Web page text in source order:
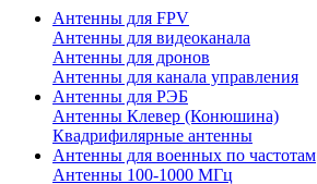
Антенны для FPV
Антенны для видеоканала
Антенны для дронов
Антенны для канала управления
Антенны для РЭБ
Антенны Клевер (Конюшина)
Квадрифилярные антенны
Антенны для военных по частотам
Антенны 100-1000 МГц